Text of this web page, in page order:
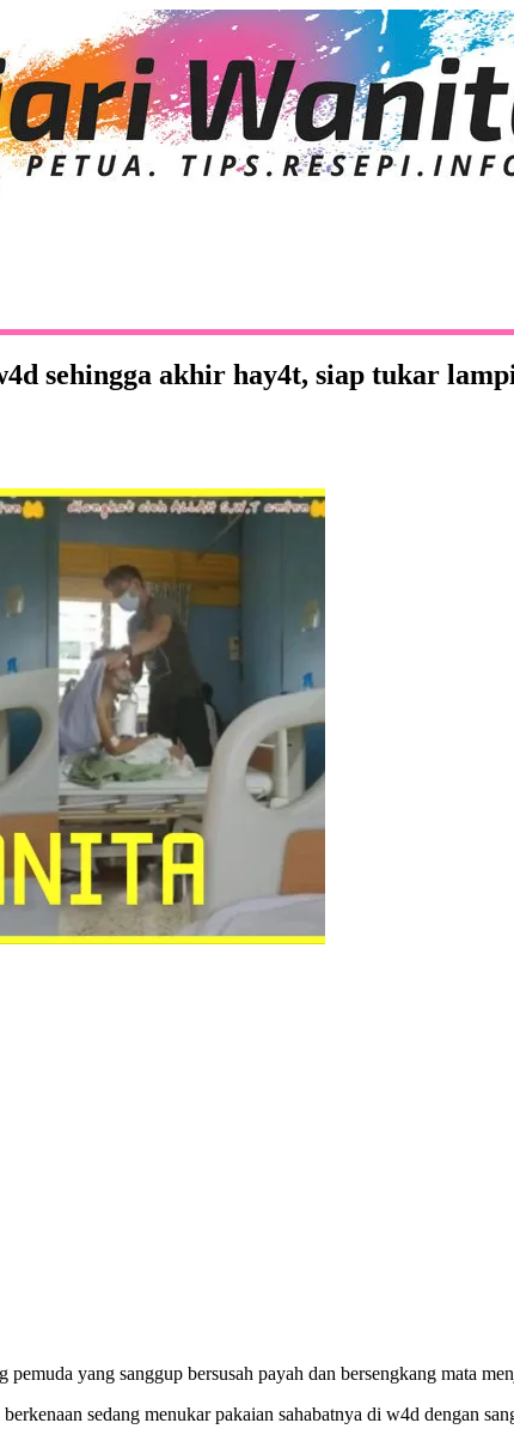
sehingga akhir hay4t, siap tukar
yang sanggup bersusah payah dan bersengkang mata
sedang menukar pakaian sahabatnya di w4d dengan